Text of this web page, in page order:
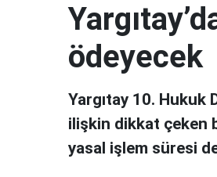
ödeyecek
Yargıtay 10. Hukuk
ilişkin dikkat çeken
yasal işlem süresi